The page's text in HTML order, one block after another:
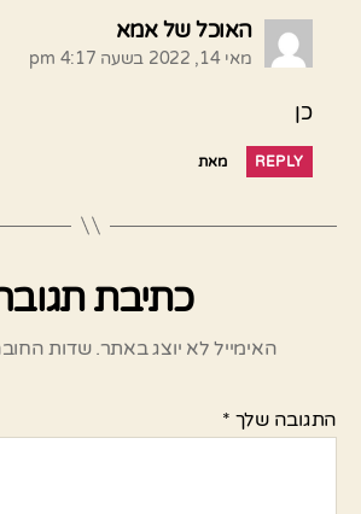
האוכל של אמא
מאי 14, 2022 בשעה 4:17 pm
כן
REPLY מאת
כתיבת
האימייל לא יוצג באתר. שדות
התגובה שלך *